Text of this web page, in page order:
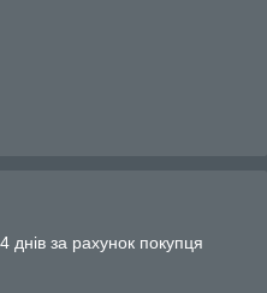
за рахунок покупця